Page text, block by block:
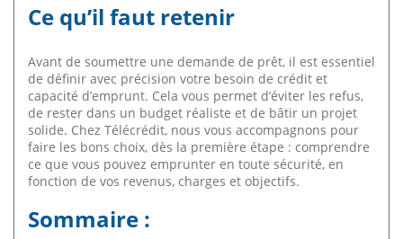
Ce qu’il faut retenir
Avant de soumettre une demande de prêt, il est essentiel
de définir avec précision votre besoin de crédit et
capacité d’emprunt. Cela vous permet d’éviter les refus,
de rester dans un budget réaliste et de bâtir un projet
solide. Chez Télécrédit, nous vous accompagnons pour
faire les bons choix, dès la première étape : comprendre
ce que vous pouvez emprunter en toute sécurité, en
fonction de vos revenus, charges et objectifs.
Sommaire :